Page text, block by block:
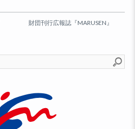
財団刊行広報誌『MARUSEN』